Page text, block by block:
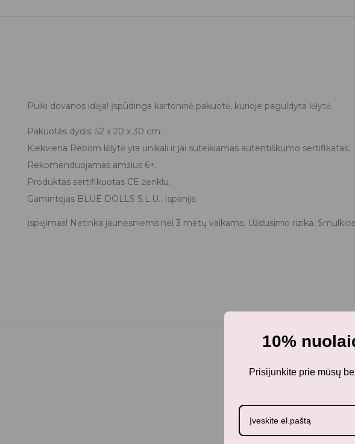
Puiki dovanos idėja! Įspūdinga kartoninė pakuotė, kurioje paguldyta lėlytė.
Pakuotės dydis: 52 x 20 x 30 cm.
Kiekviena Reborn lėlytė yra unikali ir jai suteikiamas autentiškumo sertifikatas.
Rekomenduojamas amžius 6+.
Produktas sertifikuotas CE ženklu.
Gamintojas BLUE DOLLS S.L.U., Ispanija.
Įspėjimas! Netinka jaunesniems nei 3 metų vaikams. Uždusimo rizika.
Jums
10%
Prisijunkite prie mūsų